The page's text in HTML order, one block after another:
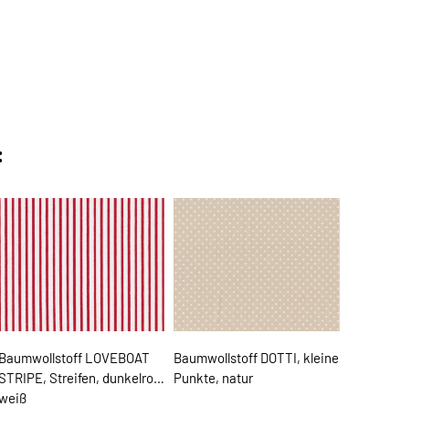
Baumwollstoff LOVEBOAT
Streifen, dunkelrot-
Baumwollstoff DOTTI, kleine
Punkte, natur